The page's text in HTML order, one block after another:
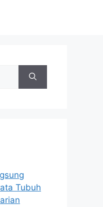
Tubuh